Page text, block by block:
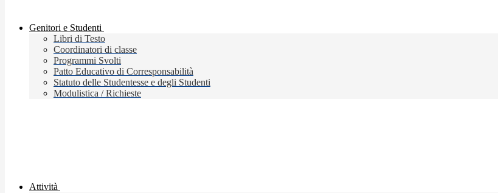
Genitori e Studenti
Libri di Testo
Coordinatori di classe
Programmi Svolti
Patto Educativo di Corresponsabilità
Statuto delle Studentesse e degli Studenti
Modulistica / Richieste
Attività